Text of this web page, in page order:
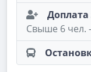
Доплата
Свыше 6 чел.